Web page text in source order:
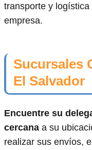
transporte y
empresa.
Sucursales
El Salvador
Encuentre su
cercana a su
realizar sus envíos,